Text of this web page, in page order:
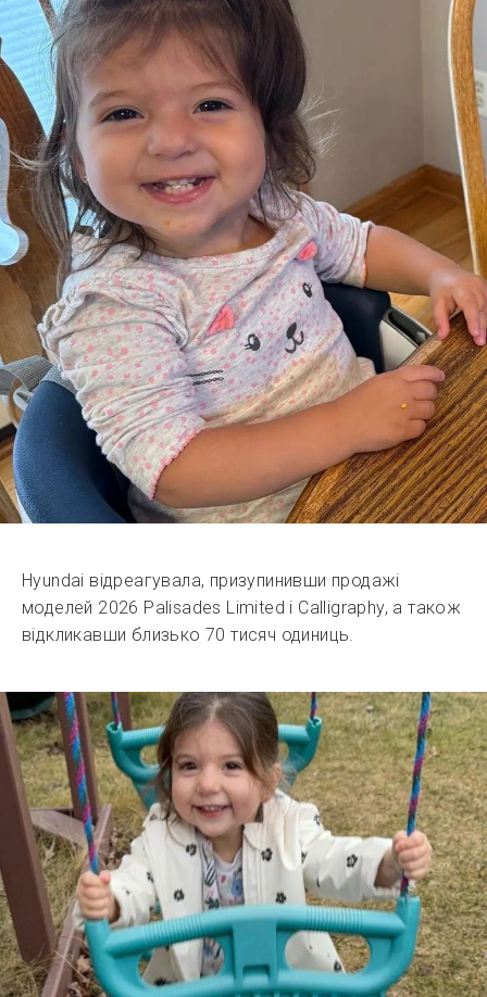
Hyundai відреагувала, призупинивши продажі
моделей 2026 Palisades Limited і Calligraphy, а також
відкликавши близько 70 тисяч одиниць.